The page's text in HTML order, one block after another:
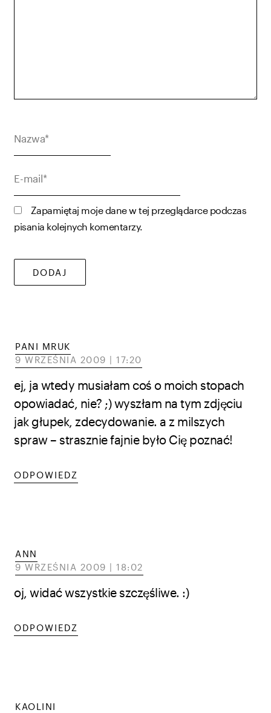
PANI MRUK
9 WRZEŚNIA 2009 | 17:20
ej, ja wtedy musiałam coś o moich stopach
opowiadać, nie? ;) wyszłam na tym zdjęciu
jak głupek, zdecydowanie. a z milszych
spraw – strasznie fajnie było Cię poznać!
ODPOWIEDZ
ANN
9 WRZEŚNIA 2009 | 18:02
oj, widać wszystkie szczęśliwe. :)
ODPOWIEDZ
KAOLINI
mail*
Zapamiętaj moje dane w tej przeglądarce podczas
pisania kolejnych komentarzy.